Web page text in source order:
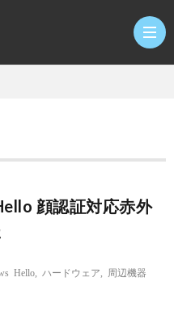
研
究
顔認証対応赤外
Hello ハードウェア 周辺機器